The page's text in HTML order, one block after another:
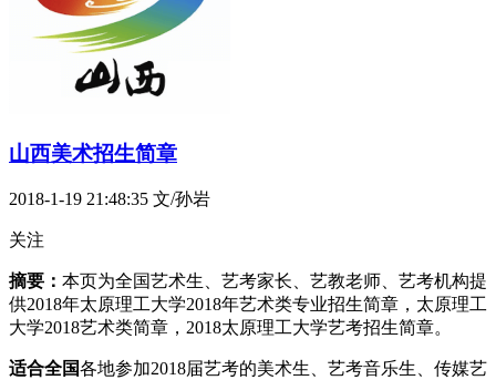
山西美术招生简章
2018-1-19 21:48:35 文/孙岩
关注
摘要： 本页为全国艺术生、艺考家长、艺教老师、艺考机构提
供2018年太原理工大学2018年艺术类专业招生简章，太原理工
大学2018艺术类简章，2018太原理工大学艺考招生简章。
适合全国各地参加2018届艺考的美术生、艺考音乐生、传媒艺